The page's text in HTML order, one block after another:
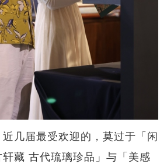
几届最受欢迎的，莫过于「闲
藏 古代琉璃珍品」与「美感